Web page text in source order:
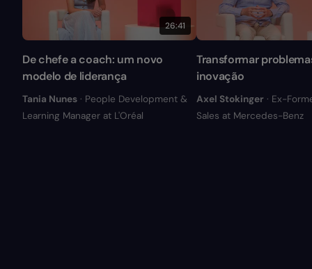
26:41
De chefe a coach: um novo
modelo de liderança
Tania Nunes · People Development &
Learning Manager at L'Oréal
Transformar
inovação
Axel Stokinger · Ex-
Sales at Mercedes-Benz